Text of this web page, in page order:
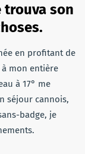
trouva son
en profitant de
mon entière
à 17° me
séjour cannois,
badge, je